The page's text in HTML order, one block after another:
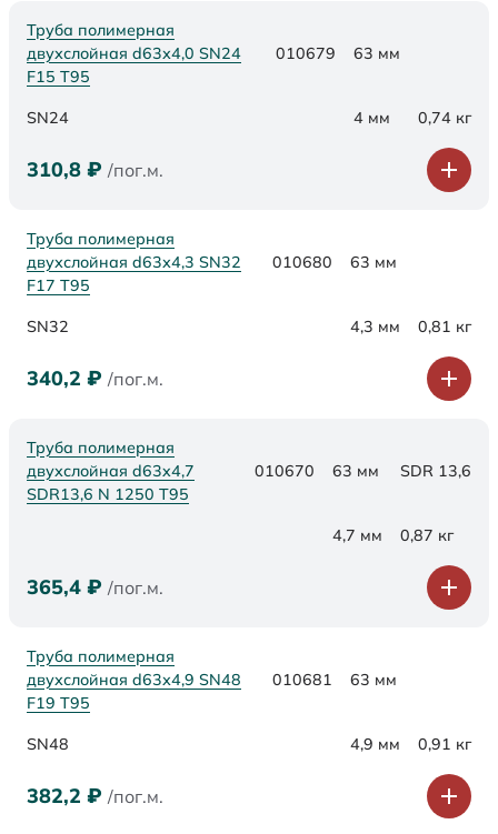
Труба полимерная
двухслойная d63х4,0 SN24
F15 Т95
010679 63 мм
SN24 4 мм 0,74 кг
310,8 ₽ /пог.м.
Труба полимерная
двухслойная d63х4,3 SN32
F17 Т95
010680 63 мм
SN32 4,3 мм 0,81 кг
340,2 ₽ /пог.м.
Труба полимерная
двухслойная d63x4,7
SDR13,6 N 1250 Т95
010670 63 мм SDR 13,6
4,7 мм 0,87 кг
365,4 ₽ /пог.м.
Труба полимерная
двухслойная d63х4,9 SN48
F19 Т95
010681 63 мм
SN48 4,9 мм 0,91 кг
382,2 ₽ /пог.м.